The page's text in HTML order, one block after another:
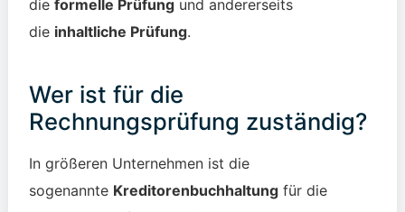
die formelle Prüfungund andererseits
die inhaltliche Prüfung.
Wer ist für die
Rechnungsprüfung zuständig?
In größeren Unternehmen ist die
sogenannte Kreditorenbuchhaltungfür die